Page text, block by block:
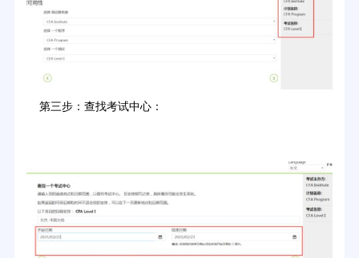
第三步：查找考试中心：